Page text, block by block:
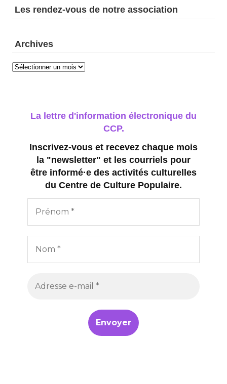
Les rendez-vous de notre association
Archives
Archives
La lettre d'information électronique du
CCP.
Inscrivez-vous et recevez chaque mois
la "newsletter" et les courriels pour
être informé·e des activités culturelles
du Centre de Culture Populaire.